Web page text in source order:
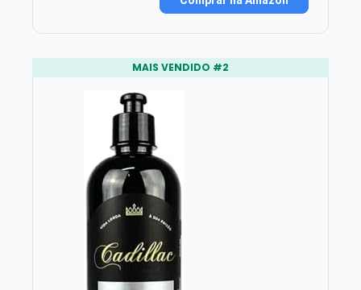
MAIS VENDIDO #2